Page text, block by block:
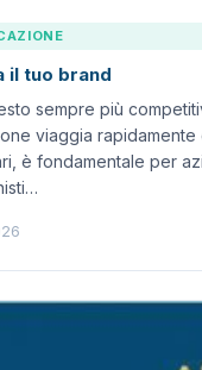
il tuo brand
sempre più
viaggia rapidamente
è fondamentale per